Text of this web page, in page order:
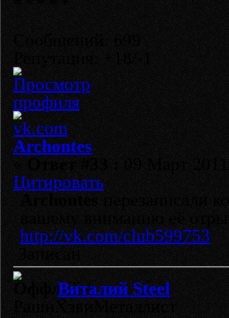
Сообщений: 699
Репутация: +18/-1
Archontes
«Ответ #33 :09 Март
Цитировать
Archontesперезаписали
вашему вниманию её
http://vk.com/club599753
Записан
Виталий Steel
РашнХэвиМеталлист